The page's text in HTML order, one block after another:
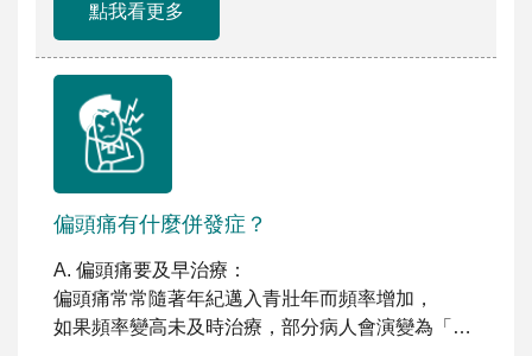
點我看更多
偏頭痛有什麼併發症？
A. 偏頭痛要及早治療：
偏頭痛常常隨著年紀邁入青壯年而頻率增加，
如果頻率變高未及時治療，部分病人會演變為「慢